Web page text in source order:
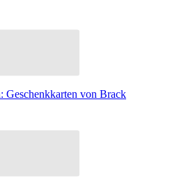
Geschenkkarten von Brack